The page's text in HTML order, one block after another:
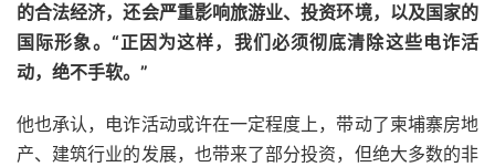
的合法经济，还会严重影响旅游业、投资环境，以及国家的
国际形象。“正因为这样，我们必须彻底清除这些电诈活
动，绝不手软。”
他也承认，电诈活动或许在一定程度上，带动了柬埔寨房地
产、建筑行业的发展，也带来了部分投资，但绝大多数的非